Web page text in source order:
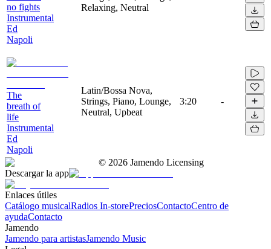
no fights
Instrumental
Ed
Napoli
Relaxing, Neutral
The
breath of
life
Instrumental
Ed
Napoli
Latin/Bossa Nova,
Strings, Piano, Lounge,
Neutral, Upbeat
3:20 -
© 2026 Jamendo Licensing
Descargar la app
Enlaces útiles
Catálogo musicalRadios In-storePreciosContactoCentro de
ayudaContacto
Jamendo
Jamendo para artistasJamendo Music